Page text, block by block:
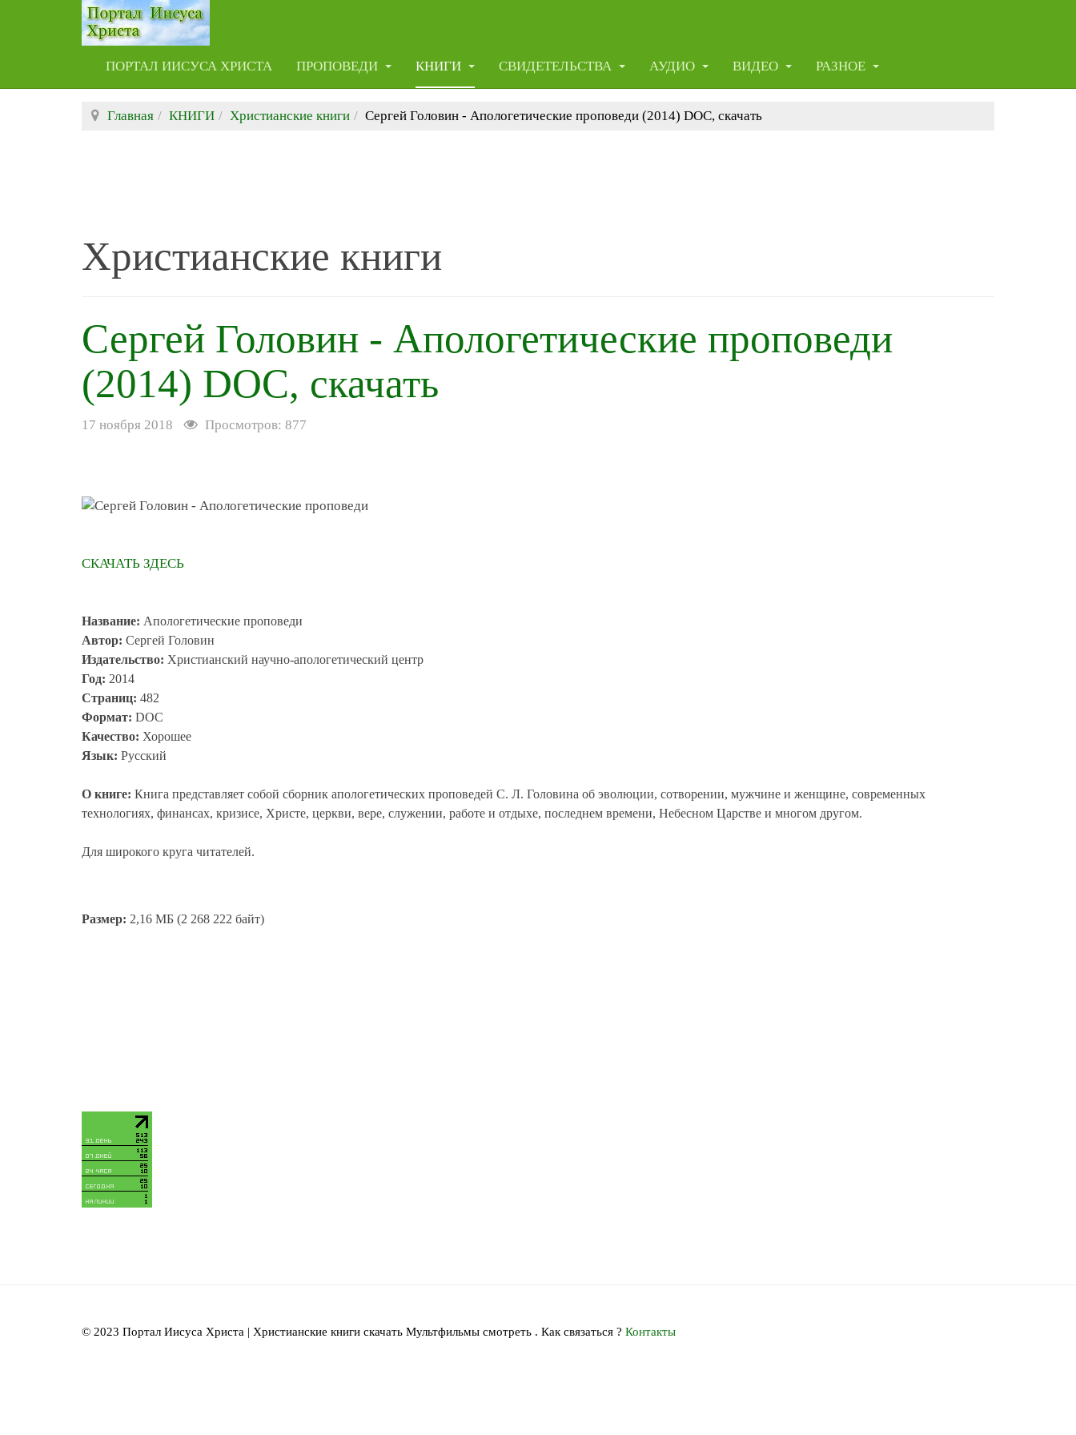
ПОРТАЛ ИИСУСА ХРИСТА ПРОПОВЕДИ КНИГИ СВИДЕТЕЛЬСТВА АУДИО ВИДЕО РАЗНОЕ
Главная КНИГИ Христианские книги Сергей Головин - Апологетические проповеди (2014) DOC, скачать
Христианские книги
Сергей Головин - Апологетические проповеди
(2014) DOC, скачать
17 ноября 2018 Просмотров: 877
СКАЧАТЬ ЗДЕСЬ
Название: Апологетические проповеди
Автор: Сергей Головин
Издательство: Христианский научно-апологетический центр
Год: 2014
Страниц: 482
Формат: DOC
Качество: Хорошее
Язык: Русский
О книге: Книга представляет собой сборник апологетических проповедей С. Л. Головина об эволюции, сотворении, мужчине и женщине, современных
технологиях, финансах, кризисе, Христе, церкви, вере, служении, работе и отдыхе, последнем времени, Небесном Царстве и многом другом.
Для широкого круга читателей.
Размер: 2,16 МБ (2 268 222 байт)
© 2023 Портал Иисуса Христа | Христианские книги скачать Мультфильмы смотреть . Как связаться ? Контакты